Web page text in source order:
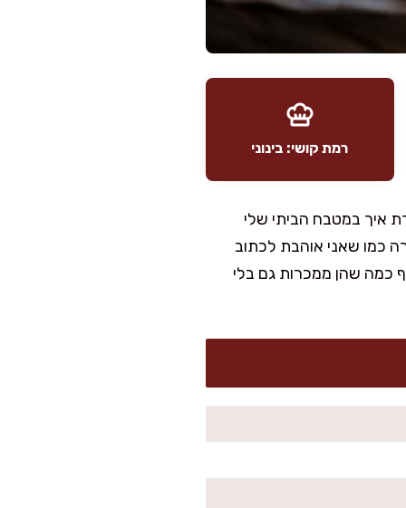
רמת קושי: בינוני
איך במטבח הביתי שלי
כמו שאני אוהבת לכתוב
כמה שהן ממכרות גם בלי